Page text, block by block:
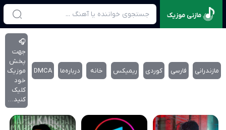
مازنی موزیک
مازندرانی فارسی کوردی ریمیکس خانه درباره‌‌ما DMCA
🎧
جهت
پخش
موزیک
خود
کلیک
کنید…